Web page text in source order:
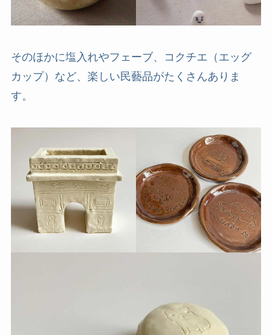
そのほかに塩入れやフェーブ、コクチエ（エッグ
カップ）など、楽しい民藝品がたくさんありま
す。